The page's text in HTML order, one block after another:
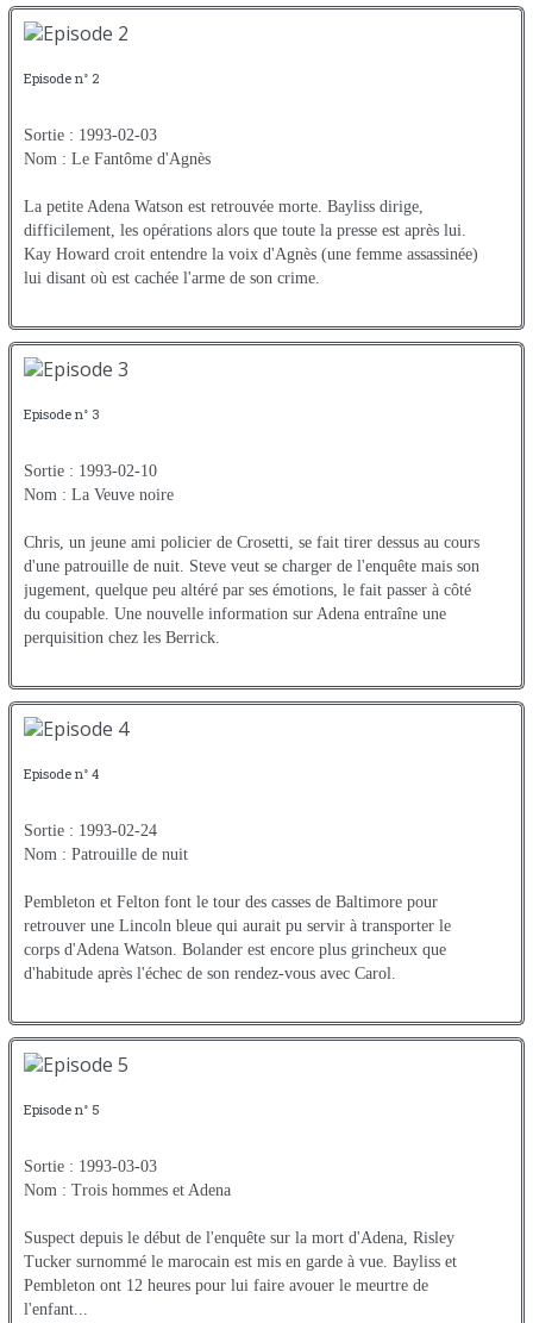
Episode n° 2
Sortie : 1993-02-03
Nom : Le Fantôme d'Agnès
La petite Adena Watson est retrouvée morte. Bayliss dirige,
difficilement, les opérations alors que toute la presse est après lui.
Kay Howard croit entendre la voix d'Agnès (une femme assassinée)
lui disant où est cachée l'arme de son crime.
Episode n° 3
Sortie : 1993-02-10
Nom : La Veuve noire
Chris, un jeune ami policier de Crosetti, se fait tirer dessus au cours
d'une patrouille de nuit. Steve veut se charger de l'enquête mais son
jugement, quelque peu altéré par ses émotions, le fait passer à côté
du coupable. Une nouvelle information sur Adena entraîne une
perquisition chez les Berrick.
Episode n° 4
Sortie : 1993-02-24
Nom : Patrouille de nuit
Pembleton et Felton font le tour des casses de Baltimore pour
retrouver une Lincoln bleue qui aurait pu servir à transporter le
corps d'Adena Watson. Bolander est encore plus grincheux que
d'habitude après l'échec de son rendez-vous avec Carol.
Episode n° 5
Sortie : 1993-03-03
Nom : Trois hommes et Adena
Suspect depuis le début de l'enquête sur la mort d'Adena, Risley
Tucker surnommé le marocain est mis en garde à vue. Bayliss et
Pembleton ont 12 heures pour lui faire avouer le meurtre de
l'enfant...